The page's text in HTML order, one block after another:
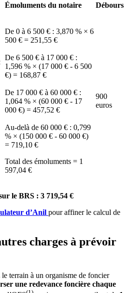
Émoluments du notaire Débours
De 0 à 6 500 € : 3,870 % × 6
500 € = 251,55 €
De 6 500 € à 17 000 € :
1,596 % × (17 000 € - 6 500
€) = 168,87 €
De 17 000 € à 60 000 € :
1,064 % × (60 000 € - 17
000 €) = 457,52 €
Au-delà de 60 000 € : 0,799
% × (150 000 € - 60 000 €)
= 719,10 €
Total des émoluments = 1
597,04 €
900
euros
le BRS : 3 719,54 €
d’Anil pour affiner le calcul de
charges à prévoir
terrain à un organisme de foncier
une redevance foncière chaque